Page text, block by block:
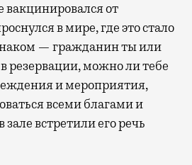
вакцинировался от
в мире, где это стало
— гражданин ты или
резервации, можно ли тебе
и мероприятия,
всеми благами и
встретили его речь